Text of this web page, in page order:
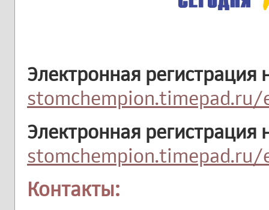
Электронная регистрация
Электронная
Контакты: